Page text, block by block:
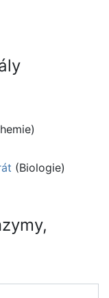
(Biologie)